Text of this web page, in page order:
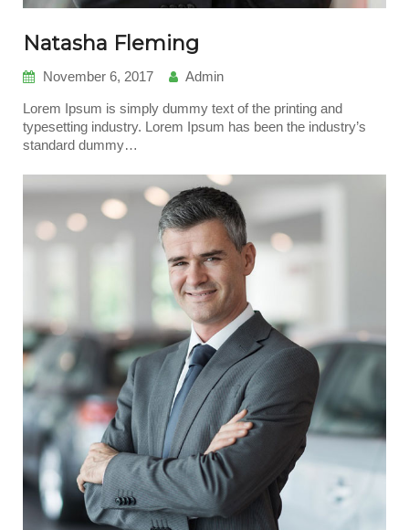
Natasha Fleming
November 6, 2017 Admin
Lorem Ipsum is simply dummy text of the printing and
typesetting industry. Lorem Ipsum has been the industry’s
standard dummy…